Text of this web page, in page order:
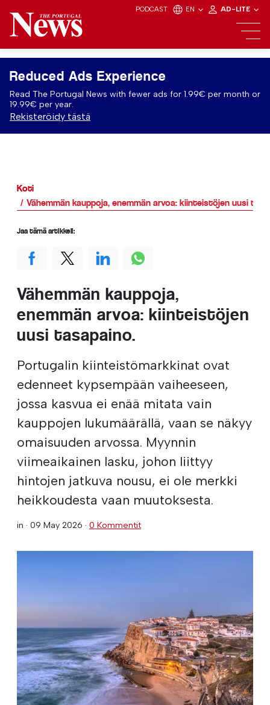
PODCAST EN AD-LITE
Reduced Ads Experience
Read The Portugal News with fewer ads for 1.99€ per month or
19.99€ per year.
Rekisteröidy tästä
Koti
Vähemmän kauppoja, enemmän arvoa: kiinteistöjen uusi
Vähemmän kauppoja,
enemmän arvoa: kiinteistöjen
uusi tasapaino.
Portugalin kiinteistömarkkinat ovat
edenneet kypsempään vaiheeseen,
jossa kasvua ei enää mitata vain
kauppojen lukumäärällä, vaan se näkyy
omaisuuden arvossa. Myynnin
viimeaikainen lasku, johon liittyy
hintojen jatkuva nousu, ei ole merkki
heikkoudesta vaan muutoksesta.
in · 09 May 2026 · 0 Kommentit
Jaa tämä artikkeli: